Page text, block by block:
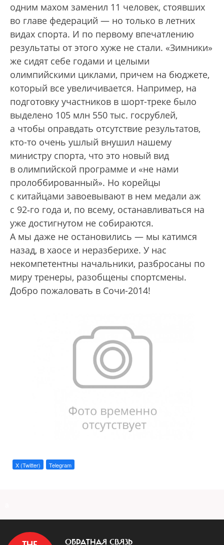
одним махом заменил 11 человек, стоявших
во главе федераций — но только в летних
видах спорта. И по первому впечатлению
результаты от этого хуже не стали. «Зимники»
же сидят себе годами и целыми
олимпийскими циклами, причем на бюджете,
который все увеличивается. Например, на
подготовку участников в шорт-треке было
выделено 105 млн 550 тыс. госрублей,
а чтобы оправдать отсутствие результатов,
кто-то очень ушлый внушил нашему
министру спорта, что это новый вид
в олимпийской программе и «не нами
пролоббированный». Но корейцы
с китайцами завоевывают в нем медали аж
с 92‑го года и, по всему, останавливаться на
уже достигнутом не собираются.
А мы даже не остановились — мы катимся
назад, в хаосе и неразберихе. У нас
некомпетентны начальники, разбросаны по
миру тренеры, разобщены спортсмены.
Добро пожаловать в Сочи-2014!
X (Twitter) Telegram
ОБРАТНАЯ СВЯЗЬ